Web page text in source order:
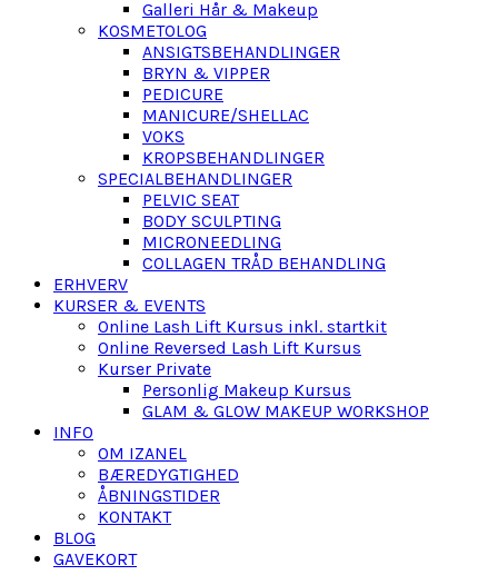
Galleri Hår & Makeup
KOSMETOLOG
ANSIGTSBEHANDLINGER
BRYN & VIPPER
PEDICURE
MANICURE/SHELLAC
VOKS
KROPSBEHANDLINGER
SPECIALBEHANDLINGER
PELVIC SEAT
BODY SCULPTING
MICRONEEDLING
COLLAGEN TRÅD BEHANDLING
ERHVERV
KURSER & EVENTS
Online Lash Lift Kursus inkl. startkit
Online Reversed Lash Lift Kursus
Kurser Private
Personlig Makeup Kursus
GLAM & GLOW MAKEUP WORKSHOP
INFO
OM IZANEL
BÆREDYGTIGHED
ÅBNINGSTIDER
KONTAKT
BLOG
GAVEKORT